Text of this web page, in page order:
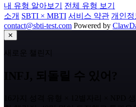
내 유형 알아보기
전체 유형 보기
소개 SBTI × MBTI 서비스 약관 개인정
contact@sbti-test.com Powered by
✕
새로운 챌린지